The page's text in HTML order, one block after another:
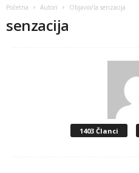
Početna Autori Objavio/la senzacija
senzacija
1403 Članci